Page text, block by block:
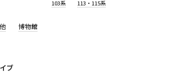
103系 113・115系
博物館
ブ